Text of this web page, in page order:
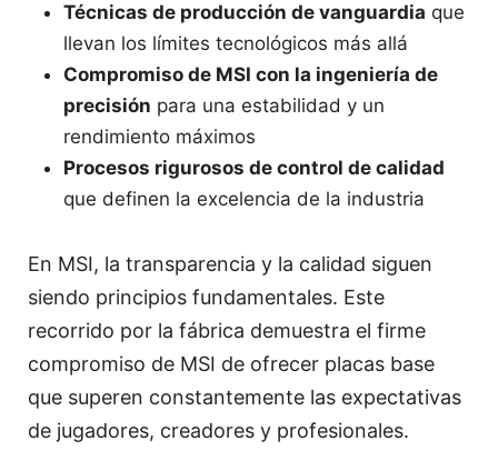
Técnicas de producción de vanguardia que
llevan los límites tecnológicos más allá
Compromiso de MSI con la ingeniería de
precisión para una estabilidad y un
rendimiento máximos
Procesos rigurosos de control de calidad
que definen la excelencia de la industria
En MSI, la transparencia y la calidad siguen
siendo principios fundamentales. Este
recorrido por la fábrica demuestra el firme
compromiso de MSI de ofrecer placas base
que superen constantemente las expectativas
de jugadores, creadores y profesionales.